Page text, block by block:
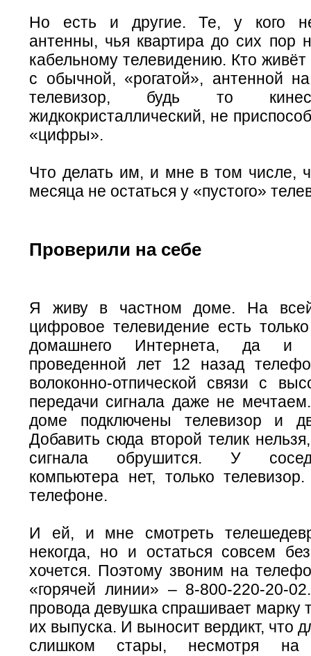
Но есть и другие. Те, у кого
антенны, чья квартира до сих пор
кабельному телевидению. Кто
с обычной, «рогатой», антенной
телевизор, будь то
жидкокристаллический, не
«цифры».
Что делать им, и мне в том числе,
месяца не остаться у «пустого»
Проверили на себе
Я живу в частном доме. На
цифровое телевидение есть
домашнего Интернета, да и
проведенной лет 12 назад
волоконно-отпической связи с
передачи сигнала даже не
доме подключены телевизор и
Добавить сюда второй телик
сигнала обрушится. У
компьютера нет, только
телефоне.
И ей, и мне смотреть
некогда, но и остаться совсем
хочется. Поэтому звоним на
«горячей линии» – 8-800-220-20-
провода девушка спрашивает марку
их выпуска. И выносит вердикт, что
слишком стары, несмотря